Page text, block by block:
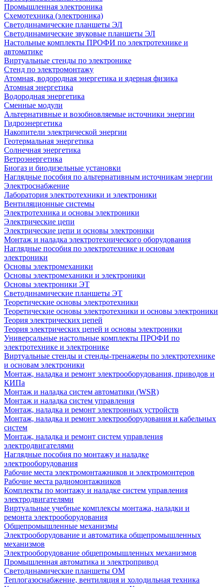
Промышленная электроника
Схемотехника (электроника)
Светодинамические планшеты ЭЛ
Светодинамические звуковые планшеты ЭЛ
Настольные комплекты ПРОФИ по электротехнике и
автоматике
Виртуальные стенды по электронике
Стенд по электромонтажу
Атомная, водородная энергетика и ядерная физика
Атомная энергетика
Водородная энергетика
Сменные модули
Альтернативные и возобновляемые источники энергии
Гидроэнергетика
Накопители электрической энергии
Геотермальная энергетика
Солнечная энергетика
Ветроэнергетика
Биогаз и биодизельные установки
Наглядные пособия по альтернативным источникам энергии
Электроснабжение
Лаборатория электротехники и электроники
Вентиляционные системы
Электротехника и основы электроники
Электрические цепи
Электрические цепи и основы электроники
Монтаж и наладка электротехнического оборудования
Наглядные пособия по электротехнике и основам
электроники
Основы электромеханики
Основы электромеханики и электроники
Основы электроники ЭТ
Светодинамические планшеты ЭТ
Теоретические основы электротехники
Теоретические основы электротехники и основы электроники
Теория электрических цепей
Теория электрических цепей и основы электроники
Универсальные настольные комплекты ПРОФИ по
электротехнике и электронике
Виртуальные стенды и стенды-тренажеры по электротехнике
и основам электроники
Монтаж, наладка и ремонт электрооборудования, приводов и
КИПа
Монтаж и наладка систем автоматики (WSR)
Монтаж и наладка систем управления
Монтаж, наладка и ремонт электронных устройств
Монтаж, наладка и ремонт электрооборудования и кабельных
систем
Монтаж, наладка и ремонт систем управления
электродвигателями
Наглядные пособия по монтажу и наладке
электрооборудования
Рабочие места электромонтажников и электромонтеров
Рабочие места радиомонтажников
Комплекты по монтажу и наладке систем управления
электродвигателями
Виртуальные учебные комплексы монтажа, наладки и
ремонта электрооборудования
Общепромышленные механизмы
Электрооборудование и автоматика общепромышленных
механизмов
Электрооборудование общепромышленных механизмов
Промышленная автоматика и электропривод
Светодинамические планшеты ОМ
Теплогазоснабжение, вентиляция и холодильная техника